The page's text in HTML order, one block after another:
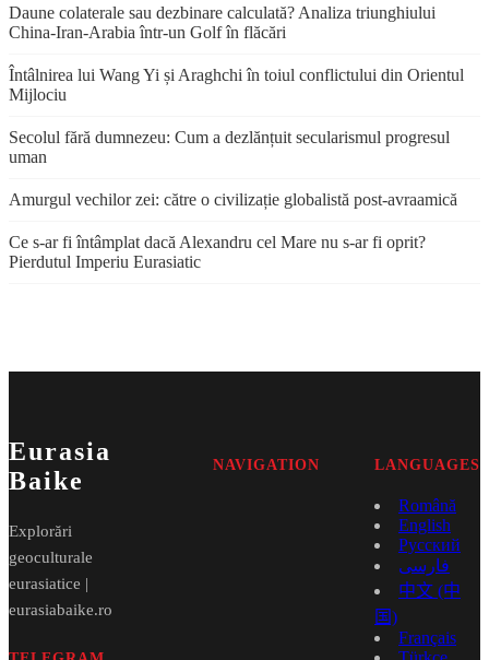
Daune colaterale sau dezbinare calculată? Analiza triunghiului
China-Iran-Arabia într-un Golf în flăcări
Întâlnirea lui Wang Yi și Araghchi în toiul conflictului din Orientul
Mijlociu
Secolul fără dumnezeu: Cum a dezlănțuit secularismul progresul
uman
Amurgul vechilor zei: către o civilizație globalistă post-avraamică
Ce s-ar fi întâmplat dacă Alexandru cel Mare nu s-ar fi oprit?
Pierdutul Imperiu Eurasiatic
Eurasia
Baike
Explorări
geoculturale
eurasiatice |
eurasiabaike.ro
NAVIGATION LANGUAGES
Română
English
Русский
فارسی
中文 (中
国)
Français